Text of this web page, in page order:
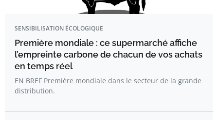
SENSIBILISATION ÉCOLOGIQUE
Première mondiale : ce supermarché affiche
l’empreinte carbone de chacun de vos achats
en temps réel
EN BREF Première mondiale dans le secteur de la grande
distribution.